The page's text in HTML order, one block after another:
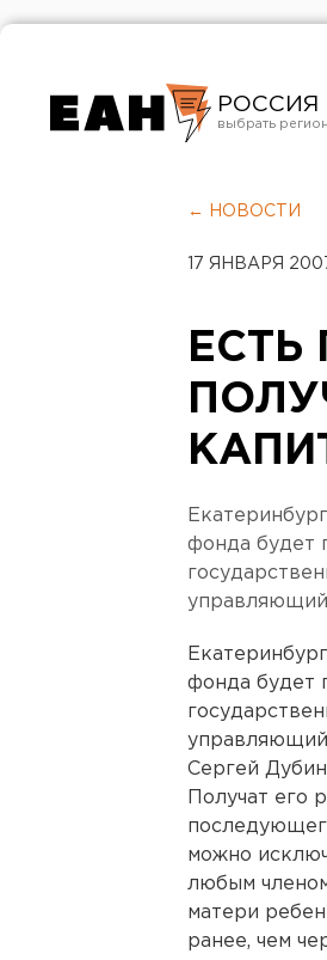
РОССИЯ
← НОВОСТИ
17 ЯНВАРЯ
ЕСТЬ
фонда будет
фонда будет
управляющий
Сергей
Получат его
можно
любым
матери
ранее, чем